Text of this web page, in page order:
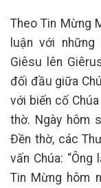
Theo Tin Mừng
luận với
Giêsu lên
đối đầu giữa
với biến cố
thờ. Ngày hôm
Đền thờ, các
vấn Chúa:
Tin Mừng hôm